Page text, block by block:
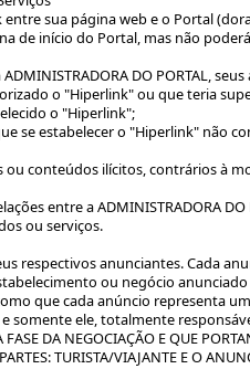
sua página web e o Portal
de início do Portal, mas não
DO PORTAL,
o "Hiperlink" ou que teria
o "Hiperlink";
se estabelecer o "Hiperlink" não
conteúdos ilícitos, contrários à
entre a ADMINISTRADORA
ou serviços.
respectivos anunciantes. Cada
ou negócio
que cada anúncio representa
ele, totalmente
DA NEGOCIAÇÃO E QUE
TURISTA/VIAJANTE E O